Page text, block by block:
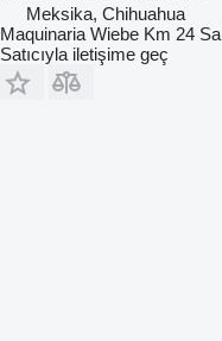
Meksika, Chihuahua
Maquinaria Wiebe Km 24 Sa
Satıcıyla iletişime geç